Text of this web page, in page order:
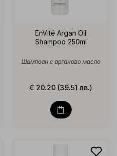
EnVité Argan Oil
Shampoo 250ml
Шампоан с арганово масло
€ 20.20 (39.51 лв.)